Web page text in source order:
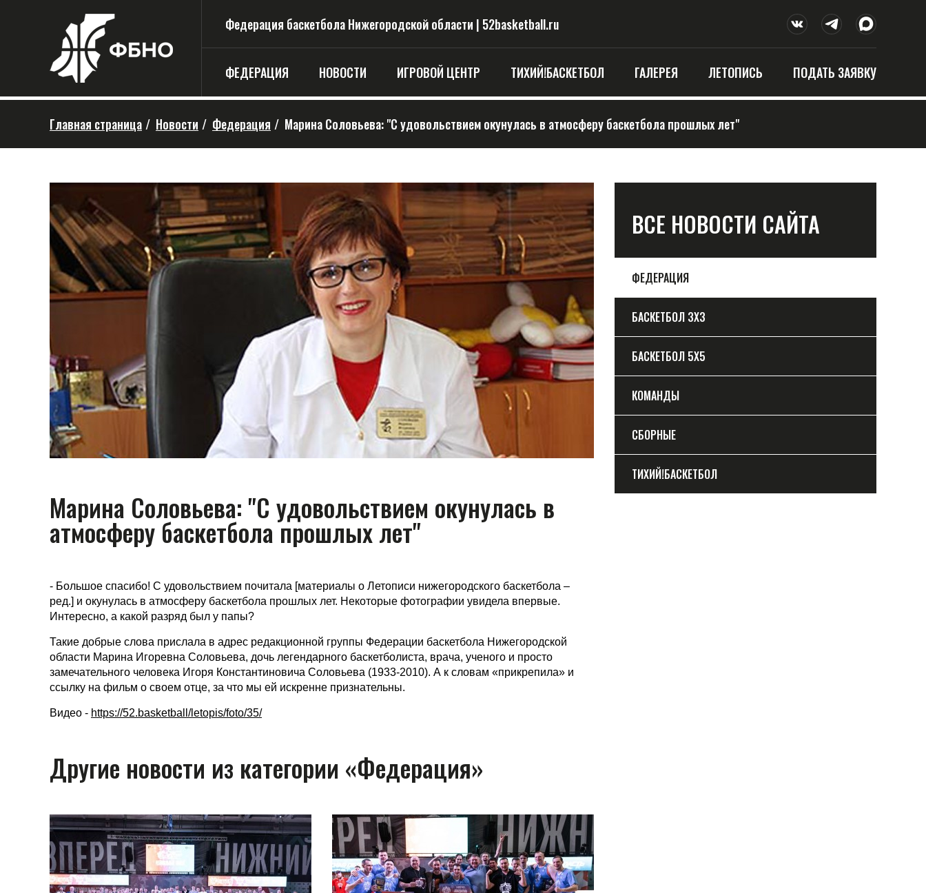
Федерация баскетбола Нижегородской области | 52basketball.ru
ФЕДЕРАЦИЯ НОВОСТИ ИГРОВОЙ ЦЕНТР ТИХИЙ!БАСКЕТБОЛ ГАЛЕРЕЯ ЛЕТОПИСЬ ПОДАТЬ ЗАЯВКУ
Главная страница / Новости / Федерация / Марина Соловьева: "С удовольствием окунулась в атмосферу баскетбола прошлых лет"
Марина Соловьева: "С удовольствием окунулась в
атмосферу баскетбола прошлых лет"
- Большое спасибо! С удовольствием почитала [материалы о Летописи нижегородского баскетбола –
ред.] и окунулась в атмосферу баскетбола прошлых лет. Некоторые фотографии увидела впервые.
Интересно, а какой разряд был у папы?
Такие добрые слова прислала в адрес редакционной группы Федерации баскетбола Нижегородской
области Марина Игоревна Соловьева, дочь легендарного баскетболиста, врача, ученого и просто
замечательного человека Игоря Константиновича Соловьева (1933-2010). А к словам «прикрепила» и
ссылку на фильм о своем отце, за что мы ей искренне признательны.
Видео - https://52.basketball/letopis/foto/35/
Другие новости из категории «Федерация»
ВСЕ НОВОСТИ САЙТА
ФЕДЕРАЦИЯ
БАСКЕТБОЛ 3Х3
БАСКЕТБОЛ 5Х5
КОМАНДЫ
СБОРНЫЕ
ТИХИЙ!БАСКЕТБОЛ